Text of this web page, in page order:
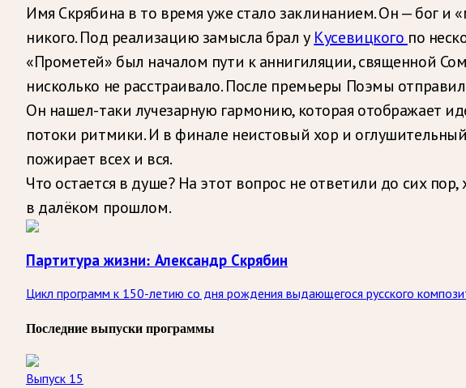
Имя Скрябина в то время уже стало заклинанием. Он — бог и
никого. Под реализацию замысла брал у Кусевицкого по
«Прометей» был началом пути к аннигиляции, священной
нисколько не расстраивало. После премьеры Поэмы
Он нашел-таки лучезарную гармонию, которая отображает
потоки ритмики. И в финале неистовый хор и
пожирает всех и вся.
Что остается в душе? На этот вопрос не ответили до сих
в далёком прошлом.
Партитура жизни: Александр Скрябин
Цикл программ к 150-летию со дня рождения выдающегося русского
Последние выпуски программы
Выпуск 15